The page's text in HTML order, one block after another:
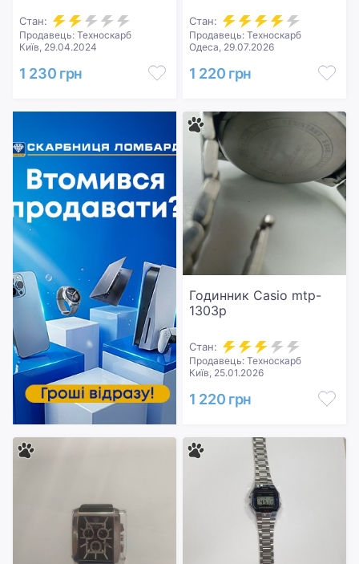
Стан:
Продавець: Техноскарб
Київ, 29.04.2024
1 230 грн
Стан:
Продавець: Техноскарб
Одеса, 29.07.2026
1 220 грн
Годинник Casio mtp-
1303p
Стан:
Продавець: Техноскарб
Київ, 25.01.2026
1 220 грн